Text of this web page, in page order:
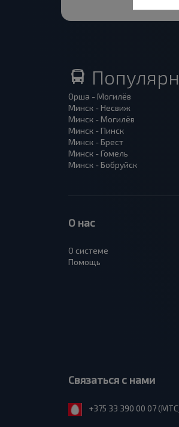
Орша - Могилёв
Минск - Несвиж
Минск - Могилёв
Минск - Пинск
Минск - Брест
Минск - Гомель
Минск - Бобруйск
О нас
О системе
Помощь
Связаться с нами
+375 33 390 00 07